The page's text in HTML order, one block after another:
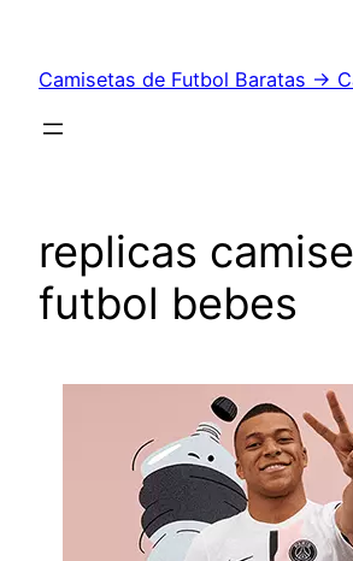
contenido
Camisetas de Futbol Baratas →
replicas
futbol bebes